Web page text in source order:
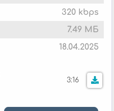
320 kbps
7.49 МБ
18.04.2025
3:16